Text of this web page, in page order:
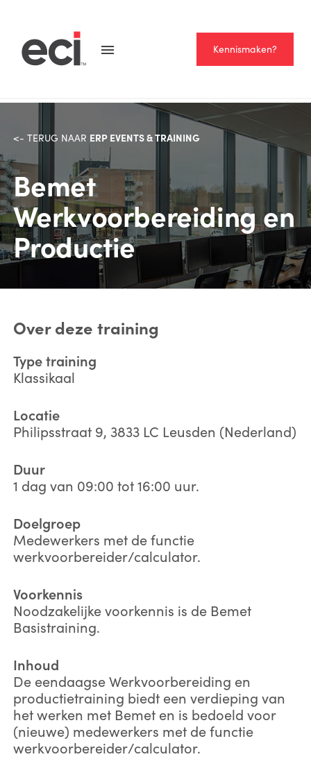
Kennismaken?
<- TERUG NAAR ERP EVENTS & TRAINING
Bemet
Werkvoorbereiding en
Productie
Over deze training
Type training
Klassikaal
Locatie
Philipsstraat 9, 3833 LC Leusden (Nederland)
Duur
1 dag van 09:00 tot 16:00 uur.
Doelgroep
Medewerkers met de functie
werkvoorbereider/calculator.
Voorkennis
Noodzakelijke voorkennis is de Bemet
Basistraining.
Inhoud
De eendaagse Werkvoorbereiding en
productietraining biedt een verdieping van
het werken met Bemet en is bedoeld voor
(nieuwe) medewerkers met de functie
werkvoorbereider/calculator.